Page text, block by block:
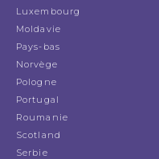
Luxembourg
Moldavie
Pays-bas
Norvège
Pologne
Portugal
Roumanie
Scotland
Serbie